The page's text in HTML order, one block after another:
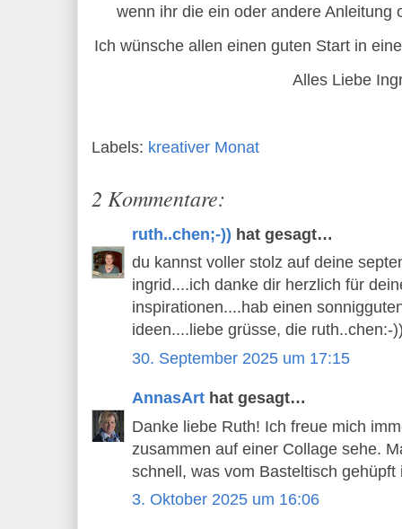
wenn ihr die ein oder andere
Ich wünsche allen einen guten Start in
Alles Liebe
Labels: kreativer Monat
2 Kommentare:
ruth..chen;-)) hat gesagt…
du kannst voller stolz auf deine
ingrid....ich danke dir herzlich für
inspirationen....hab einen
ideen....liebe grüsse, die ruth..chen:-
30. September 2025 um 17:15
AnnasArt hat gesagt…
Danke liebe Ruth! Ich freue mich
zusammen auf einer Collage sehe.
schnell, was vom Basteltisch gehüpft
3. Oktober 2025 um 16:06